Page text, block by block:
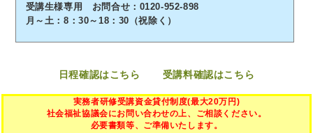
受講生様専用 お問合せ：0120-952-898
月～土：8：30～18：30（祝除く）
日程確認はこちら 受講料確認はこちら
実務者研修受講資金貸付制度(最大20万円)
社会福祉協議会にお問い合わせの上、ご相談ください。
必要書類等、ご準備いたします。